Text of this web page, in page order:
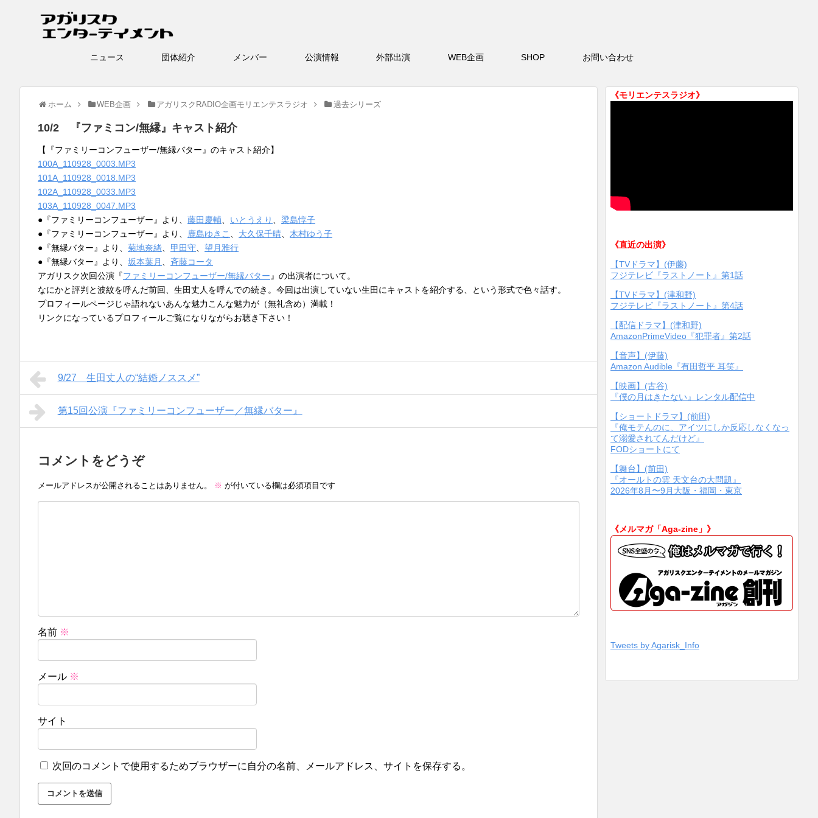
ニュース 団体紹介 メンバー 公演情報 外部出演 WEB企画 SHOP お問い合わせ
ホーム WEB企画 アガリスクRADIO企画モリエンテスラジオ 過去シリーズ
10/2 『ファミコン/無縁』キャスト紹介
【『ファミリーコンフューザー/無縁バター』のキャスト紹介】
100A_110928_0003.MP3
101A_110928_0018.MP3
102A_110928_0033.MP3
103A_110928_0047.MP3
●『ファミリーコンフューザー』より、 藤田慶輔、 いとうえり 、 梁島惇子
●『ファミリーコンフューザー』より、 鹿島ゆきこ 、 大久保千晴、 木村ゆう子
●『無縁バター』より、 菊地奈緒、 甲田守、 望月雅行
●『無縁バター』より、 坂本葉月 、 斉藤コータ
アガリスク次回公演『ファミリーコンフューザー/無縁バター』の出演者について。
なにかと評判と波紋を呼んだ前回、生田丈人を呼んでの続き。今回は出演していない生田にキャストを紹介する、という形式で色々話す。
プロフィールページじゃ語れないあんな魅力こんな魅力が（無礼含め）満載！
リンクになっているプロフィールご覧になりながらお聴き下さい！
9/27 生田丈人の“結婚ノススメ”
第15回公演『ファミリーコンフューザー／無縁バター』
コメントをどうぞ
メールアドレスが公開されることはありません。 ※ が付いている欄は必須項目です
名前 ※
メール ※
サイト
次回のコメントで使用するためブラウザーに自分の名前、メールアドレス、サイトを保存する。
《モリエンテスラジオ》
《直近の出演》
【TVドラマ】(伊藤)
フジテレビ『ラストノート』第1話
【TVドラマ】(津和野)
フジテレビ『ラストノート』第4話
【配信ドラマ】(津和野)
AmazonPrimeVideo『犯罪者』第2話
【音声】(伊藤)
Amazon Audible『有田哲平 耳笑』
【映画】(古谷)
『僕の月はきたない』レンタル配信中
【ショートドラマ】(前田)
『俺モテんのに、アイツにしか反応しなくなっ
て溺愛されてんだけど』
FODショートにて
【舞台】(前田)
『オールトの雲 天文台の大問題』
2026年8月〜9月大阪・福岡・東京
《メルマガ「Aga-zine」》
Tweets by Agarisk_Info